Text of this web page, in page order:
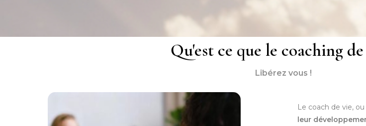
Qu'est ce que le coaching de
Libérez vous !
Le coach de vie,
leur